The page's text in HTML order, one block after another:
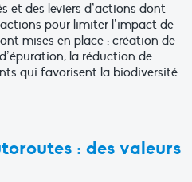
et des leviers d’actions dont
pour limiter l’impact de
mises en place : création de
la réduction de
qui favorisent la biodiversité.
: des valeurs